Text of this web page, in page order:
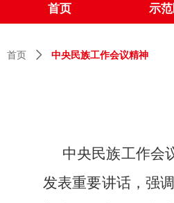
首页 示
首页 ꄲ 中央民族工作会议精神
中央民族工作会
发表重要讲话，强